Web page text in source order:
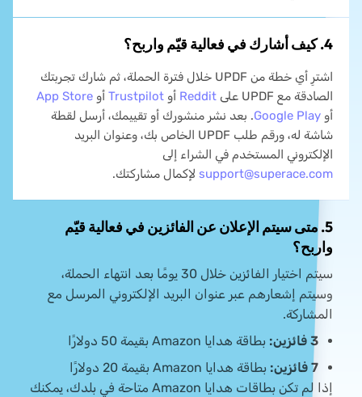
4. كيف أشارك في فعالية قيّم واربح؟
اشترِ أي خطة من UPDF خلال فترة الحملة، ثم شارك تجربتك
الصادقة مع UPDF على
Reddit أو Trustpilot أو App Store
أو Google Play. بعد نشر منشورك أو تقييمك، أرسل لقطة
شاشة له، ورقم طلب UPDF الخاص بك، وعنوان البريد
الإلكتروني المستخدم في الشراء إلى
support@superace.com لإكمال مشاركتك.
5. متى سيتم الإعلان عن الفائزين في فعالية قيّم
واربح؟
سيتم اختيار الفائزين خلال 30 يومًا بعد انتهاء الحملة،
وسيتم إشعارهم عبر عنوان البريد الإلكتروني المرسل مع
المشاركة.
3 فائزين:
بطاقة هدايا Amazon بقيمة 50 دولارًا
7 فائزين:
بطاقة هدايا Amazon بقيمة 20 دولارًا
إذا لم تكن بطاقات هدايا Amazon متاحة في بلدك، يمكنك